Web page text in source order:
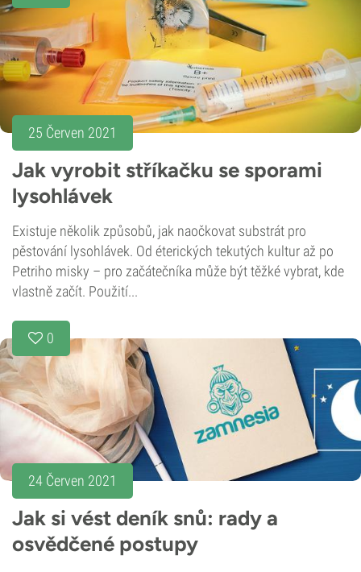
25 Červen 2021
Jak vyrobit stříkačku se sporami
lysohlávek
Existuje několik způsobů, jak naočkovat substrát pro
pěstování lysohlávek. Od éterických tekutých kultur až po
Petriho misky – pro začátečníka může být těžké vybrat, kde
vlastně začít. Použití...
0
24 Červen 2021
Jak si vést deník snů: rady a
osvědčené postupy